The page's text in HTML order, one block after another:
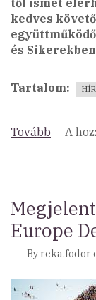
kedves
és
Tartalom
Tovább A
Europe
By reka.fodor